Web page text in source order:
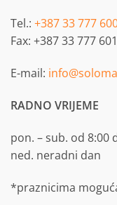
Tel.: +387 33 777
Fax: +387 33 777 601
E-mail:
RADNO VRIJEME
pon. – sub. od 8:00
ned. neradni dan
*praznicima